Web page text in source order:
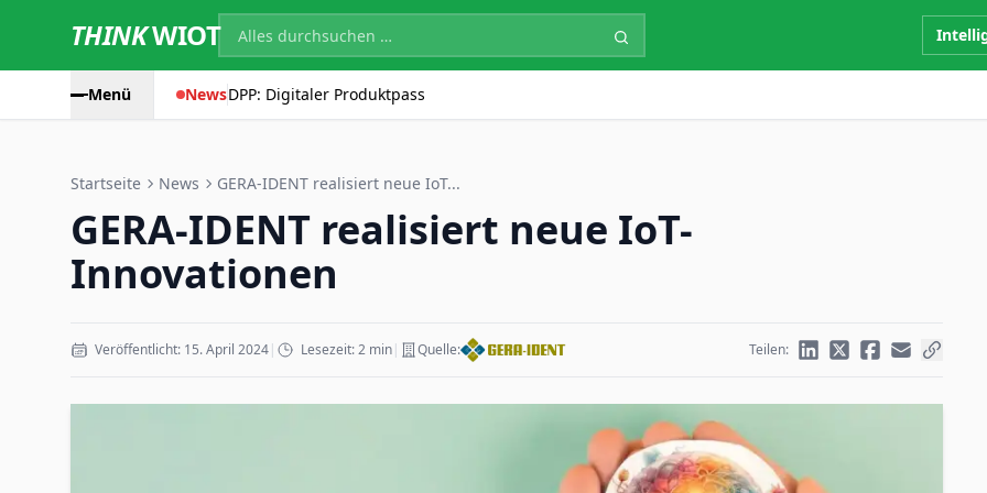
THINKWIOT
Menü NewsDPP: Digitaler Produktpass
Startseite News GERA-IDENT realisiert neue IoT...
GERA-IDENT realisiert neue IoT-
Innovationen
Veröffentlicht: 15. April 2024| Lesezeit: 2 min| Quelle: Teilen: